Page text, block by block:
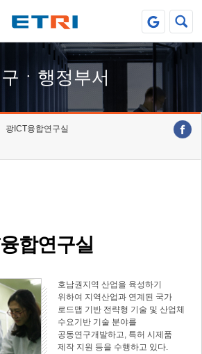
ㆍ행정부서
광ICT융합연구실
합연구실
호남권지역 산업을 육성하기
위하여 지역산업과 연계된 국가
로드맵 기반 전략형 기술 및 산업체
수요기반 기술 분야를
공동연구개발하고, 특허 시제품
제작 지원 등을 수행하고 있다.